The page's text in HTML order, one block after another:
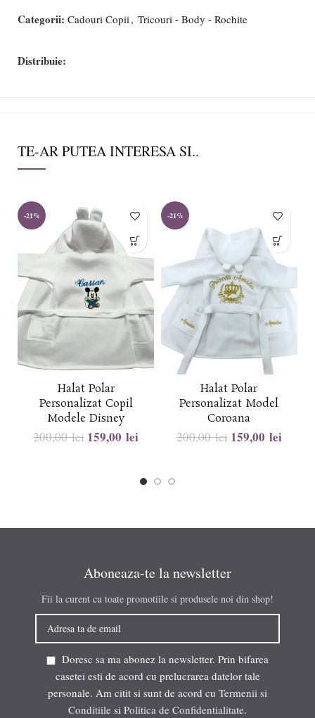
Categorii: Cadouri Copii, Tricouri - Body - Rochite
Distribuie:
TE-AR PUTEA INTERESA SI..
-21%
Halat Polar
Personalizat Copil
Modele Disney
200,00lei 159,00 lei
-21%
Halat Polar
Personalizat Model
Coroana
200,00lei 159,00 lei
Aboneaza-te la newsletter
Fii la curent cu toate promotiile si produsele noi din shop!
Doresc sa ma abonez la newsletter. Prin bifarea
casetei esti de acord cu prelucrarea datelor tale
personale. Am citit si sunt de acord cu Termenii si
Conditiile si Politica de Confidentialitate.